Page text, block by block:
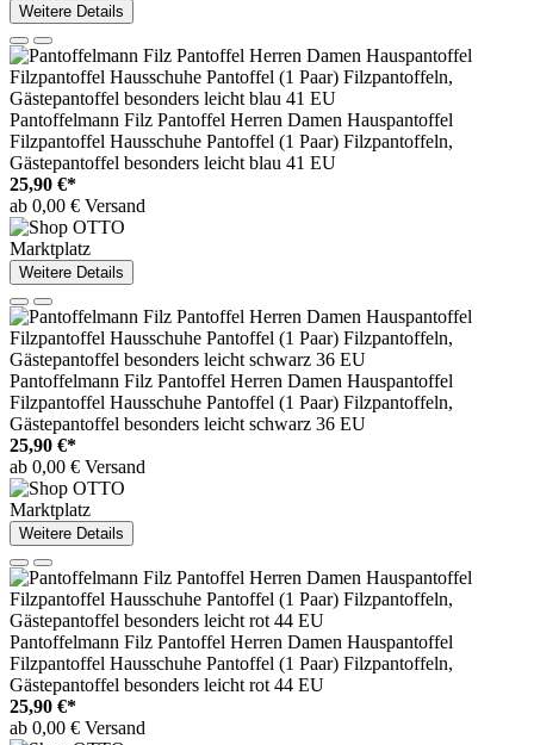
Weitere Details
Pantoffelmann Filz Pantoffel Herren Damen Hauspantoffel
Filzpantoffel Hausschuhe Pantoffel (1 Paar) Filzpantoffeln,
Gästepantoffel besonders leicht blau 41 EU
25,90 €*
ab 0,00 € Versand
Marktplatz
Weitere Details
Pantoffelmann Filz Pantoffel Herren Damen Hauspantoffel
Filzpantoffel Hausschuhe Pantoffel (1 Paar) Filzpantoffeln,
Gästepantoffel besonders leicht schwarz 36 EU
25,90 €*
ab 0,00 € Versand
Marktplatz
Weitere Details
Pantoffelmann Filz Pantoffel Herren Damen Hauspantoffel
Filzpantoffel Hausschuhe Pantoffel (1 Paar) Filzpantoffeln,
Gästepantoffel besonders leicht rot 44 EU
25,90 €*
ab 0,00 € Versand